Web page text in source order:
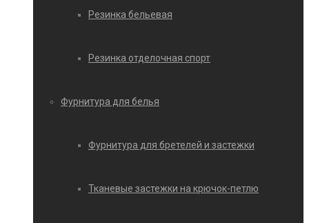
Резинка бельевая
Резинка отделочная спорт
Фурнитура для белья
Фурнитура для бретелей и застежки
Тканевые застежки на крючок-петлю